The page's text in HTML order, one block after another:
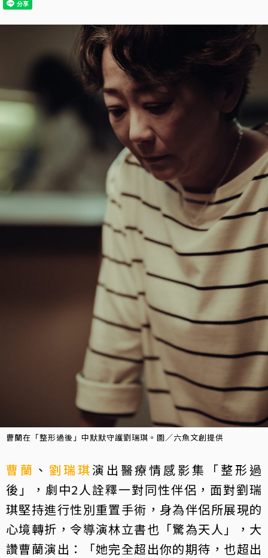
曹蘭在「整形過後」中默默守護劉瑞琪。圖／六魚文創提供
曹蘭 、 劉瑞琪演出醫療情感影集「整形過
後」，劇中2人詮釋一對同性伴侶，面對劉瑞
琪堅持進行性別重置手術，身為伴侶所展現的
心境轉折，令導演林立書也「驚為天人」，大
讚曹蘭演出：「她完全超出你的期待，也超出